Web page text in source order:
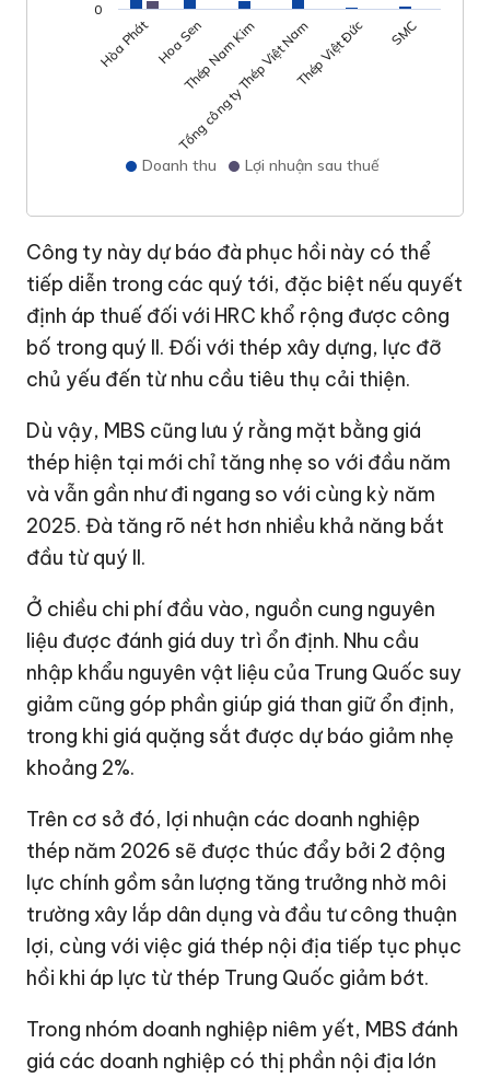
Doanh thu Lợi nhuận sau thuế
Hòa Phát Hoa SenThép Nam Kim
Tổng công ty Thép Việt NamThép Việt Đức SMC
0
Công ty này dự báo đà phục hồi này có thể
tiếp diễn trong các quý tới, đặc biệt nếu quyết
định áp thuế đối với HRC khổ rộng được công
bố trong quý II. Đối với thép xây dựng, lực đỡ
chủ yếu đến từ nhu cầu tiêu thụ cải thiện.
Dù vậy, MBS cũng lưu ý rằng mặt bằng giá
thép hiện tại mới chỉ tăng nhẹ so với đầu năm
và vẫn gần như đi ngang so với cùng kỳ năm
2025. Đà tăng rõ nét hơn nhiều khả năng bắt
đầu từ quý II.
Ở chiều chi phí đầu vào, nguồn cung nguyên
liệu được đánh giá duy trì ổn định. Nhu cầu
nhập khẩu nguyên vật liệu của Trung Quốc suy
giảm cũng góp phần giúp giá than giữ ổn định,
trong khi giá quặng sắt được dự báo giảm nhẹ
khoảng 2%.
Trên cơ sở đó, lợi nhuận các doanh nghiệp
thép năm 2026 sẽ được thúc đẩy bởi 2 động
lực chính gồm sản lượng tăng trưởng nhờ môi
trường xây lắp dân dụng và đầu tư công thuận
lợi, cùng với việc giá thép nội địa tiếp tục phục
hồi khi áp lực từ thép Trung Quốc giảm bớt.
Trong nhóm doanh nghiệp niêm yết, MBS đánh
giá các doanh nghiệp có thị phần nội địa lớn